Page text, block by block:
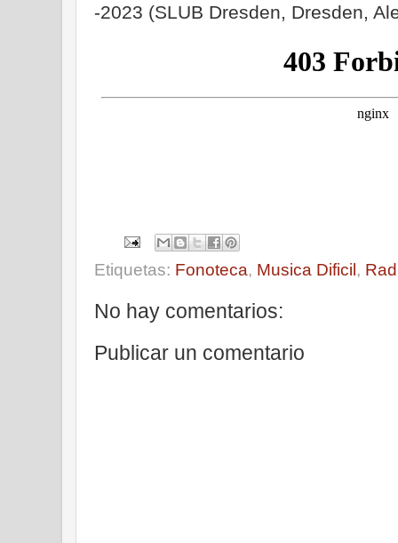
-2023 (SLUB Dresden, Dresden,
Etiquetas: Fonoteca, Musica Dificil ,
No hay comentarios:
Publicar un comentario